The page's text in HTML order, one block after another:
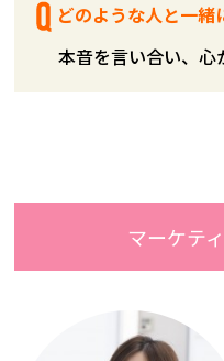
どのような人と一緒
本音を言い合い、
マーケテ